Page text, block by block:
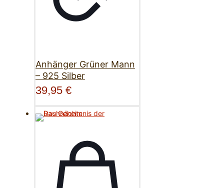
Anhänger Grüner Mann
– 925 Silber
39,95 €